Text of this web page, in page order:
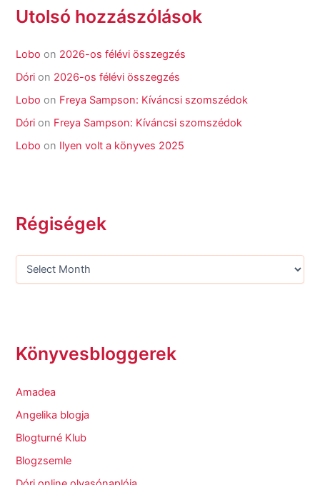
Utolsó hozzászólások
Lobo on 2026-os félévi összegzés
Dóri on 2026-os félévi összegzés
Lobo on Freya Sampson: Kíváncsi szomszédok
Dóri on Freya Sampson: Kíváncsi szomszédok
Lobo on Ilyen volt a könyves 2025
Régiségek
Könyvesbloggerek
Amadea
Angelika blogja
Blogturné Klub
Blogzsemle